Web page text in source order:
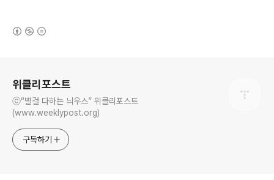
위클리포스트
ⓒ“별걸 다하는 늬우스” 위클리포스트
(www.weeklypost.org)
구독하기